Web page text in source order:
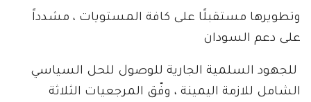
وتطويرها مستقبلًا على كافة المستويات ، مشدداً
على دعم السودان
للجهود السلمية الجارية للوصول للحل السياسي
الشامل للازمة اليمينة ، وفّق المرجعيات الثلاثة